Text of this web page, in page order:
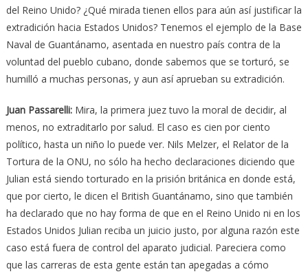
del Reino Unido? ¿Qué mirada tienen ellos para aún así justificar la
extradición hacia Estados Unidos? Tenemos el ejemplo de la Base
Naval de Guantánamo, asentada en nuestro país contra de la
voluntad del pueblo cubano, donde sabemos que se torturó, se
humilló a muchas personas, y aun así aprueban su extradición.
Juan Passarelli:Mira, la primera juez tuvo la moral de decidir, al
menos, no extraditarlo por salud. El caso es cien por ciento
político, hasta un niño lo puede ver. Nils Melzer, el Relator de la
Tortura de la ONU, no sólo ha hecho declaraciones diciendo que
Julian está siendo torturado en la prisión británica en donde está,
que por cierto, le dicen el British Guantánamo, sino que también
ha declarado que no hay forma de que en el Reino Unido ni en los
Estados Unidos Julian reciba un juicio justo, por alguna razón este
caso está fuera de control del aparato judicial. Pareciera como
que las carreras de esta gente están tan apegadas a cómo